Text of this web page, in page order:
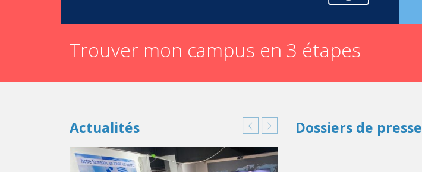
Trouver mon campus en 3 étapes
Actualités Dossiers de presse